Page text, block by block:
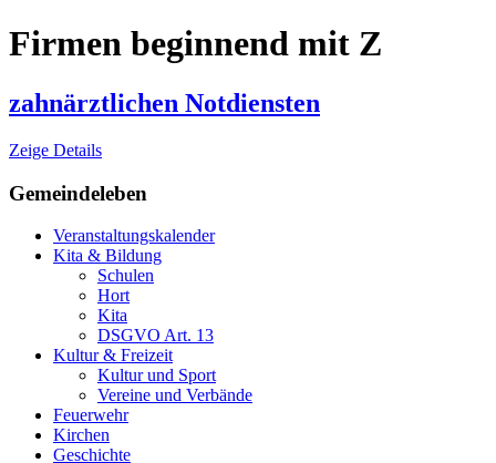
Firmen beginnend mit Z
zahnärztlichen Notdiensten
Zeige Details
Gemeindeleben
Veranstaltungskalender
Kita & Bildung
Schulen
Hort
Kita
DSGVO Art. 13
Kultur & Freizeit
Kultur und Sport
Vereine und Verbände
Feuerwehr
Kirchen
Geschichte